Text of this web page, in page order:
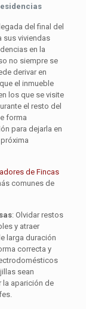
del final del
sus viviendas
en la
no siempre se
derivar en
el inmueble
los que se visite
el resto del
forma
para dejarla en
de Fincas
comunes de
: Olvidar restos
y atraer
larga duración
correcta y
sean
la aparición de